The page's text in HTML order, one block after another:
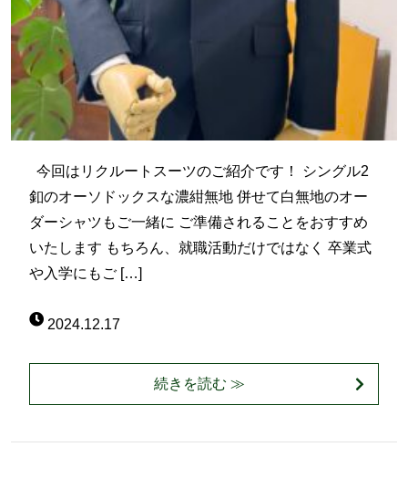
今回はリクルートスーツのご紹介です！ シングル2
釦のオーソドックスな濃紺無地 併せて白無地のオー
ダーシャツもご一緒に ご準備されることをおすすめ
いたします もちろん、就職活動だけではなく 卒業式
や入学にもご […]
2024.12.17
続きを読む ≫